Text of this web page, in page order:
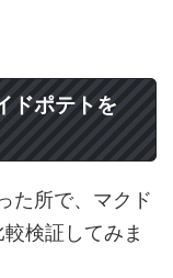
ドポテトを
た所で、マクド
検証してみま